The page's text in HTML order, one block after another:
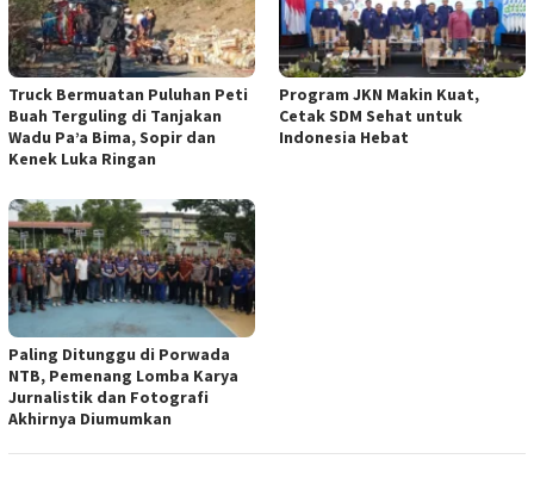
Truck Bermuatan Puluhan Peti
Buah Terguling di Tanjakan
Wadu Pa’a Bima, Sopir dan
Kenek Luka Ringan
Program JKN Makin Kuat,
Cetak SDM Sehat untuk
Indonesia Hebat
Paling Ditunggu di Porwada
NTB, Pemenang Lomba Karya
Jurnalistik dan Fotografi
Akhirnya Diumumkan